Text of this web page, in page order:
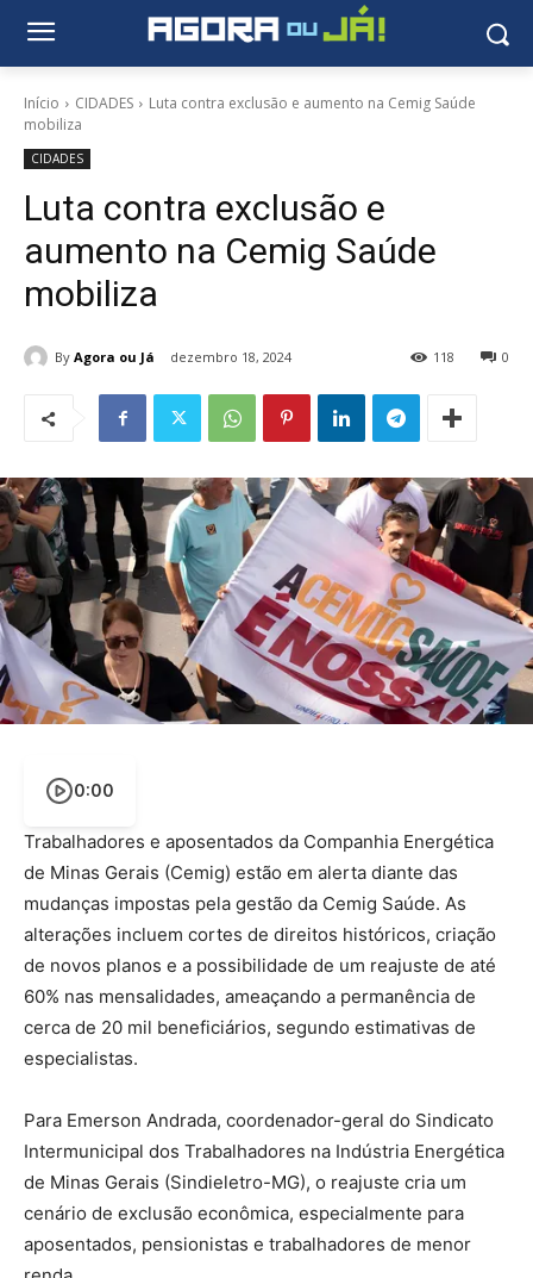
Início CIDADES
Luta contra exclusão e aumento na Cemig Saúde
mobiliza
CIDADES
Luta contra exclusão e
aumento na Cemig Saúde
mobiliza
By Agora ou Já dezembro 18, 2024 0
118
0:00
Trabalhadores e aposentados da Companhia Energética
de Minas Gerais (Cemig) estão em alerta diante das
mudanças impostas pela gestão da Cemig Saúde. As
alterações incluem cortes de direitos históricos, criação
de novos planos e a possibilidade de um reajuste de até
60% nas mensalidades, ameaçando a permanência de
cerca de 20 mil beneficiários, segundo estimativas de
especialistas.
Para Emerson Andrada, coordenador-geral do Sindicato
Intermunicipal dos Trabalhadores na Indústria Energética
de Minas Gerais (Sindieletro-MG), o reajuste cria um
cenário de exclusão econômica, especialmente para
aposentados, pensionistas e trabalhadores de menor